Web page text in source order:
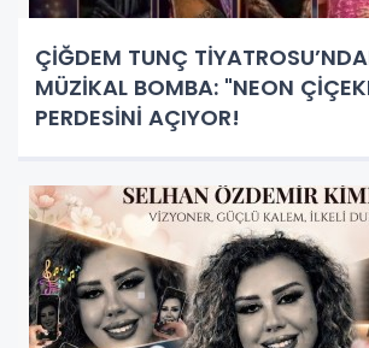
ÇİĞDEM TUNÇ
MÜZİKAL BOMBA: "NEON
PERDESİNİ AÇIYOR!